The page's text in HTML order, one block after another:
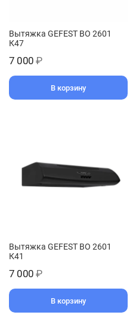
Вытяжка GEFEST ВО 2601
К47
7 000 ₽
В корзину
Вытяжка GEFEST ВО 2601
К41
7 000 ₽
В корзину